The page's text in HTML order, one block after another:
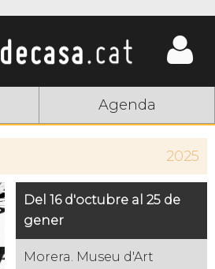
Agenda
2025
Del 16 d'octubre al 25 de
gener
Morera. Museu d'Art